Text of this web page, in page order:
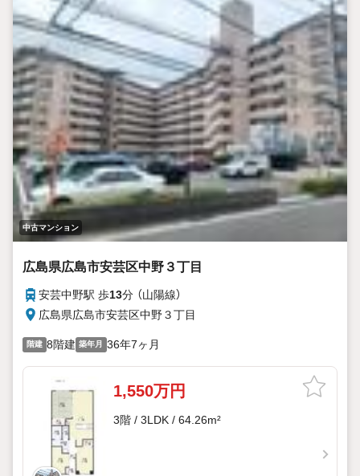
中古マンション
広島県広島市安芸区中野３丁目
安芸中野駅 歩13分 （山陽線）
広島県広島市安芸区中野３丁目
階建 8階建 築年月 36年7ヶ月
1,550万円
3階 / 3LDK / 64.26m²